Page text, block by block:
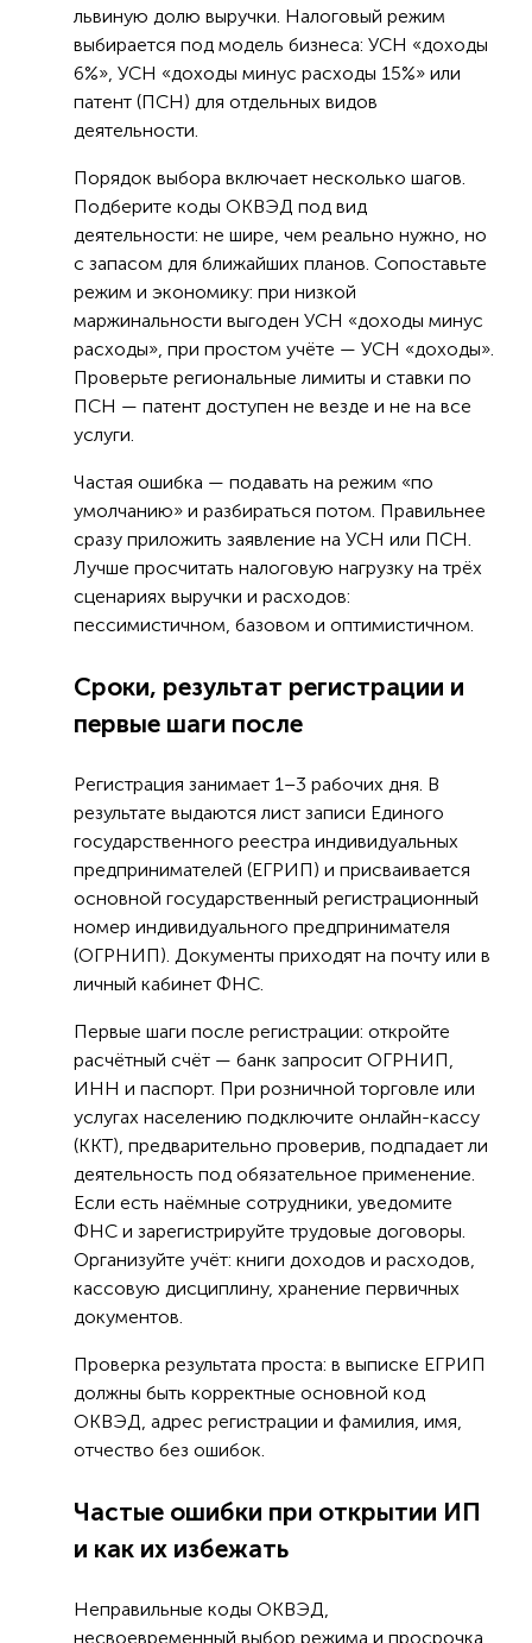
львиную долю выручки. Налоговый режим
выбирается под модель бизнеса: УСН «доходы
6%», УСН «доходы минус расходы 15%» или
патент (ПСН) для отдельных видов
деятельности.
Порядок выбора включает несколько шагов.
Подберите коды ОКВЭД под вид
деятельности: не шире, чем реально нужно, но
с запасом для ближайших планов. Сопоставьте
режим и экономику: при низкой
маржинальности выгоден УСН «доходы минус
расходы», при простом учёте — УСН «доходы».
Проверьте региональные лимиты и ставки по
ПСН — патент доступен не везде и не на все
услуги.
Частая ошибка — подавать на режим «по
умолчанию» и разбираться потом. Правильнее
сразу приложить заявление на УСН или ПСН.
Лучше просчитать налоговую нагрузку на трёх
сценариях выручки и расходов:
пессимистичном, базовом и оптимистичном.
Сроки, результат регистрации и
первые шаги после
Регистрация занимает 1–3 рабочих дня. В
результате выдаются лист записи Единого
государственного реестра индивидуальных
предпринимателей (ЕГРИП) и присваивается
основной государственный регистрационный
номер индивидуального предпринимателя
(ОГРНИП). Документы приходят на почту или в
личный кабинет ФНС.
Первые шаги после регистрации: откройте
расчётный счёт — банк запросит ОГРНИП,
ИНН и паспорт. При розничной торговле или
услугах населению подключите онлайн-кассу
(ККТ), предварительно проверив, подпадает ли
деятельность под обязательное применение.
Если есть наёмные сотрудники, уведомите
ФНС и зарегистрируйте трудовые договоры.
Организуйте учёт: книги доходов и расходов,
кассовую дисциплину, хранение первичных
документов.
Проверка результата проста: в выписке ЕГРИП
должны быть корректные основной код
ОКВЭД, адрес регистрации и фамилия, имя,
отчество без ошибок.
Частые ошибки при открытии ИП
и как их избежать
Неправильные коды ОКВЭД,
несвоевременный выбор режима и просрочка